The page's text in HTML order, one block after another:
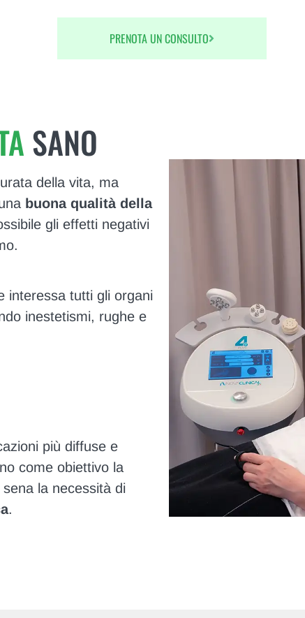
PRENOTA UN CONSULTO
SANO
della vita, ma
buona qualità della
gli effetti negativi
interessa tutti gli organi
inestetismi, rughe e
più diffuse e
come obiettivo la
la necessità di
.